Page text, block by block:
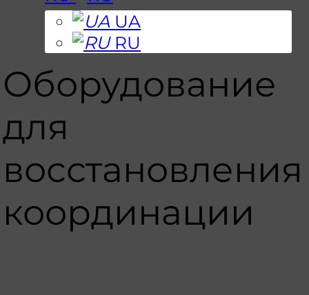
UA
RU
Оборудование
для
восстановления
координации